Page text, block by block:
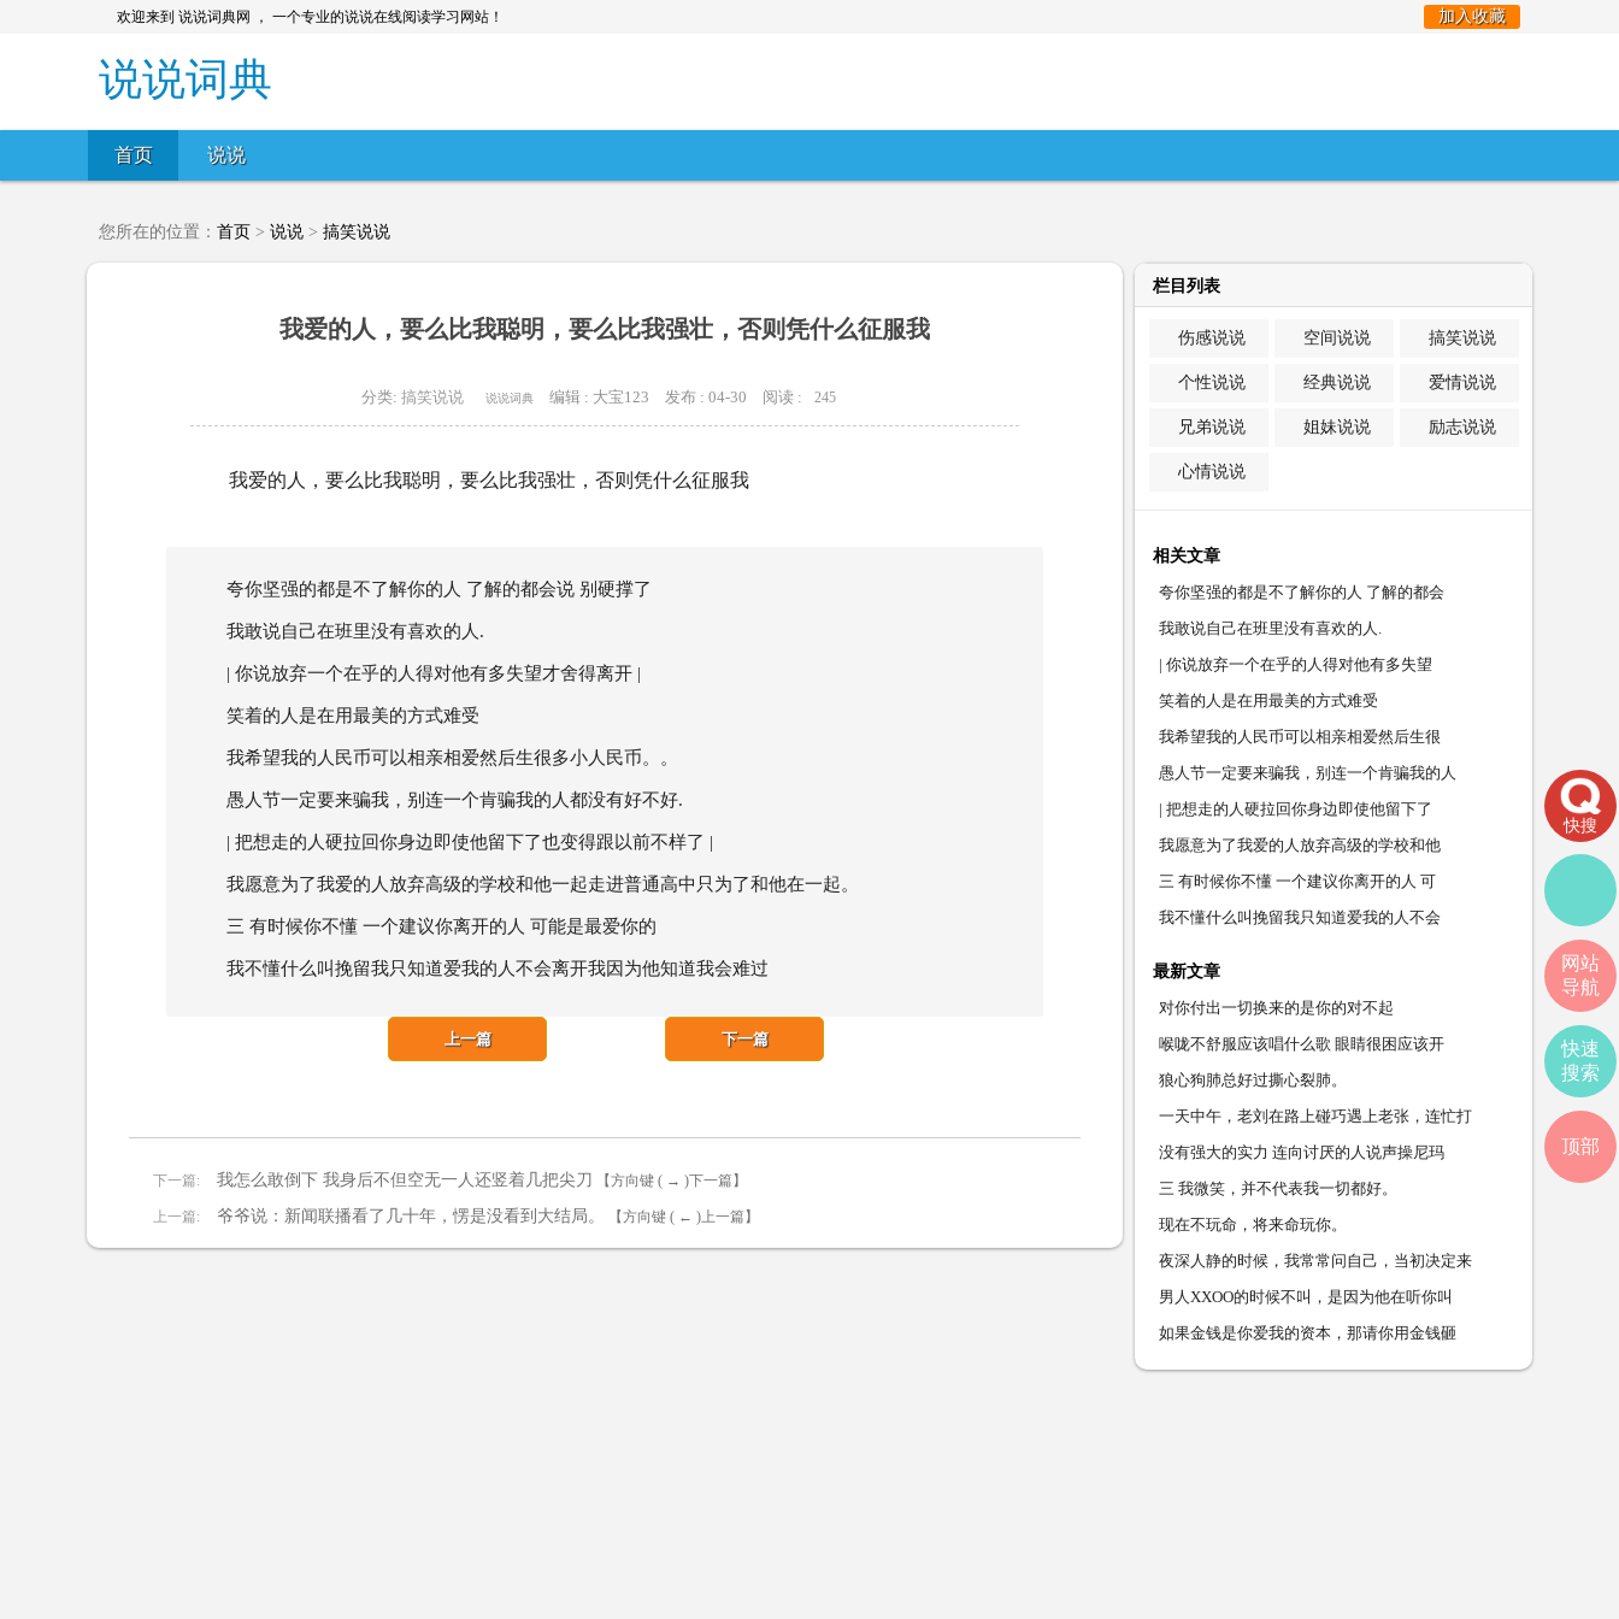
欢迎来到 说说词典网 ， 一个专业的说说在线阅读学习网站！ 加入收藏
说说词典
首页 说说
您所在的位置： 首页 > 说说 > 搞笑说说
我爱的人，要么比我聪明，要么比我强壮，否则凭什么征服我
分类: 搞笑说说 说说词典 编辑 : 大宝123 发布 : 04-30 阅读 : 245
我爱的人，要么比我聪明，要么比我强壮，否则凭什么征服我
夸你坚强的都是不了解你的人 了解的都会说 别硬撑了
我敢说自己在班里没有喜欢的人.
| 你说放弃一个在乎的人得对他有多失望才舍得离开 |
笑着的人是在用最美的方式难受
我希望我的人民币可以相亲相爱然后生很多小人民币。。
愚人节一定要来骗我，别连一个肯骗我的人都没有好不好.
| 把想走的人硬拉回你身边即使他留下了也变得跟以前不样了 |
我愿意为了我爱的人放弃高级的学校和他一起走进普通高中只为了和他在一起。
三 有时候你不懂 一个建议你离开的人 可能是最爱你的
我不懂什么叫挽留我只知道爱我的人不会离开我因为他知道我会难过
下一篇: 我怎么敢倒下 我身后不但空无一人还竖着几把尖刀
下一篇
【方向键 ( → )下一篇】
上一篇: 爷爷说：新闻联播看了几十年，愣是没看到大结局。
上一篇
【方向键 ( ← )上一篇】
栏目列表
伤感说说 空间说说 搞笑说说
个性说说 经典说说 爱情说说
兄弟说说 姐妹说说 励志说说
心情说说
相关文章
夸你坚强的都是不了解你的人 了解的都会
我敢说自己在班里没有喜欢的人.
| 你说放弃一个在乎的人得对他有多失望
笑着的人是在用最美的方式难受
我希望我的人民币可以相亲相爱然后生很
愚人节一定要来骗我，别连一个肯骗我的人
| 把想走的人硬拉回你身边即使他留下了
我愿意为了我爱的人放弃高级的学校和他
三 有时候你不懂 一个建议你离开的人 可
我不懂什么叫挽留我只知道爱我的人不会
最新文章
对你付出一切换来的是你的对不起
喉咙不舒服应该唱什么歌 眼睛很困应该开
狼心狗肺总好过撕心裂肺。
一天中午，老刘在路上碰巧遇上老张，连忙打
没有强大的实力 连向讨厌的人说声操尼玛
三 我微笑，并不代表我一切都好。
现在不玩命，将来命玩你。
夜深人静的时候，我常常问自己，当初决定来
男人XXOO的时候不叫，是因为他在听你叫
如果金钱是你爱我的资本，那请你用金钱砸
快搜
网站
导航
快速
搜索
顶部